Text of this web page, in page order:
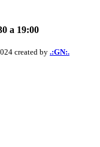
a 19:00
created by .:GN:.